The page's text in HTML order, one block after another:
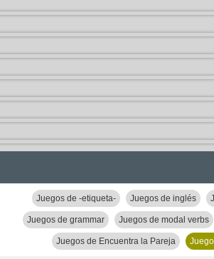
Juegos de -etiqueta- Juegos de inglés
Juegos de grammar Juegos de modal verbs
Juegos de Encuentra la Pareja